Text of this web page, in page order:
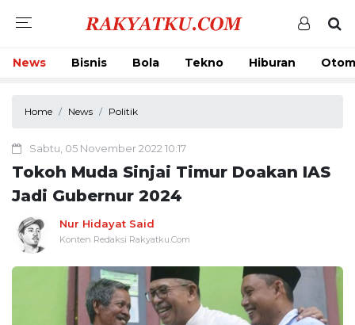
News Bisnis Bola Tekno Hiburan
Home News Politik
Sabtu, 05 November 2022 10:17
Tokoh Muda Sinjai Timur Doakan IAS
Jadi Gubernur 2024
Nur Hidayat Said
Konten Redaksi Rakyatku.Com